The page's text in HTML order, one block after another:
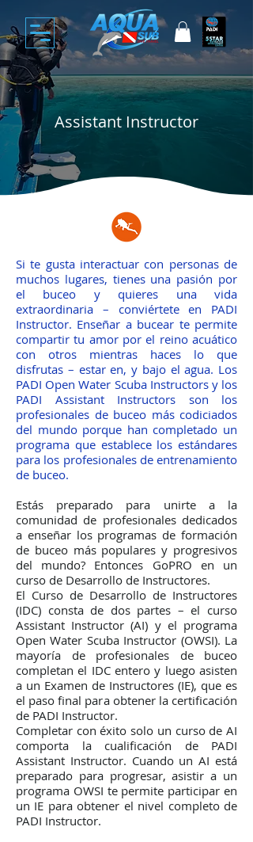
Assistant Instructor
Si te gusta interactuar con personas de
muchos lugares, tienes una pasión por
el buceo y quieres una vida
extraordinaria – conviértete en PADI
Instructor. Enseñar a bucear te permite
compartir tu amor por el reino acuático
con otros mientras haces lo que
disfrutas – estar en, y bajo el agua. Los
PADI Open Water Scuba Instructors y los
PADI Assistant Instructors son los
profesionales de buceo más codiciados
del mundo porque han completado un
programa que establece los estándares
para los profesionales de entrenamiento
de buceo.
Estás preparado para unirte a la
comunidad de profesionales dedicados
a enseñar los programas de formación
de buceo más populares y progresivos
del mundo? Entonces GoPRO en un
curso de Desarrollo de Instructores.
El Curso de Desarrollo de Instructores
(IDC) consta de dos partes – el curso
Assistant Instructor (AI) y el programa
Open Water Scuba Instructor (OWSI). La
mayoría de profesionales de buceo
completan el IDC entero y luego asisten
a un Examen de Instructores (IE), que es
el paso final para obtener la certificación
de PADI Instructor.
Completar con éxito solo un curso de AI
comporta la cualificación de PADI
Assistant Instructor. Cuando un AI está
preparado para progresar, asistir a un
programa OWSI te permite participar en
un IE para obtener el nivel completo de
PADI Instructor.